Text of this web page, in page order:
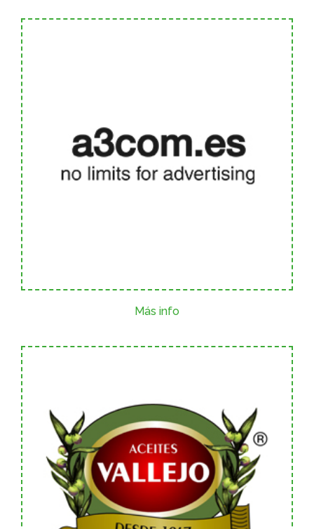
Más info